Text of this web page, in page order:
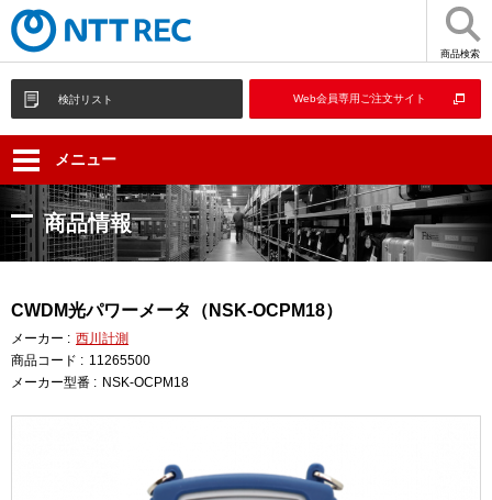
商品検索
検討リスト Web会員専用ご注文サイト
メニュー
商品情報
CWDM光パワーメータ（NSK-OCPM18）
メーカー : 西川計測
商品コード : 11265500
メーカー型番 : NSK-OCPM18